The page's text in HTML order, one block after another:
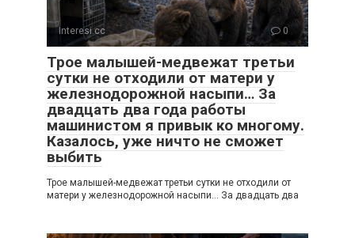
Interesi.cc 0
Трое малышей-медвежат третьи
сутки не отходили от матери у
железнодорожной насыпи… За
двадцать два года работы
машинистом я привык ко многому.
Казалось, уже ничто не сможет
выбить
Трое малышей-медвежат третьи сутки не отходили от
матери у железнодорожной насыпи… За двадцать два